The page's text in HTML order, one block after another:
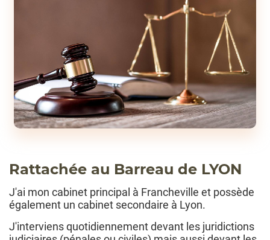
Rattachée au Barreau de LYON
J'ai mon cabinet principal à Francheville et possède
également un cabinet secondaire à Lyon.
J'interviens quotidiennement devant les juridictions